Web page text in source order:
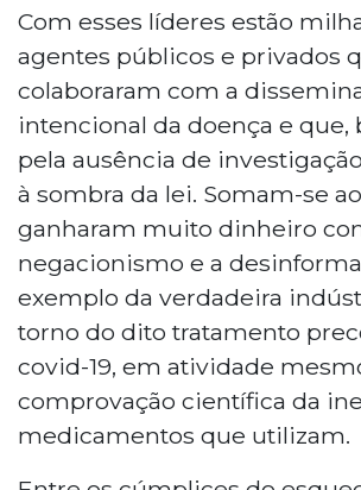
Com esses líderes estão
agentes públicos e privados
colaboraram com a
intencional da doença e que,
pela ausência de
à sombra da lei. Somam-se
ganharam muito dinheiro
negacionismo e a
exemplo da verdadeira
torno do dito tratamento
covid-19, em atividade
comprovação científica da
medicamentos que utilizam.